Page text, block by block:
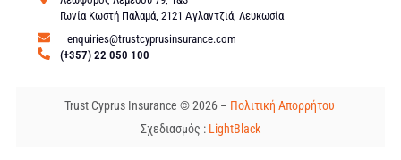
Γωνία Κωστή Παλαμά, 2121 Αγλαντζιά, Λευκωσία
enquiries@trustcyprusinsurance.com
(+357) 22 050 100
Trust Cyprus Insurance © 2026 – Πολιτική Απορρήτου
Σχεδιασμός : LightBlack